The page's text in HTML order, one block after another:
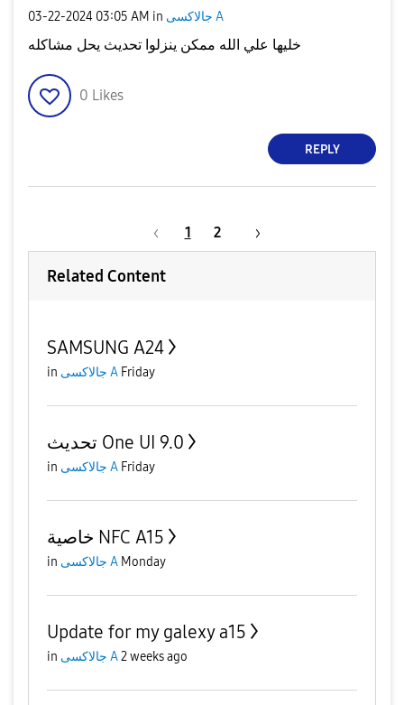
‎03-22-2024 03:05 AM in جالاكسى A
خليها علي الله ممكن ينزلوا تحديث يحل مشاكله
0 Likes
REPLY
1 2
Related Content
SAMSUNG A24
in جالاكسى A Friday
تحديث One UI 9.0
in جالاكسى A Friday
خاصية NFC A15
in جالاكسى A Monday
Update for my galexy a15
in جالاكسى A2 weeks ago